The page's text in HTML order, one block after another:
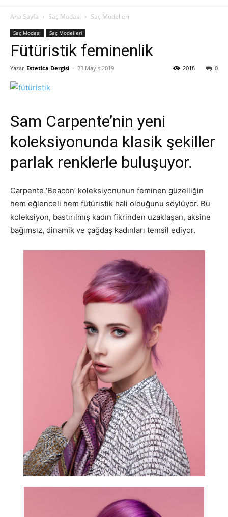
Ana Sayfa Saç Modası Saç Modelleri
Saç Modası Saç Modelleri
Fütüristik feminenlik
Yazar Estetica Dergisi - 23 Mayıs 2019 0
2018
Sam Carpente’nin yeni
koleksiyonunda klasik şekiller
parlak renklerle buluşuyor.
Carpente ‘Beacon’ koleksiyonunun feminen güzelliğin
hem eğlenceli hem fütüristik hali olduğunu söylüyor. Bu
koleksiyon, bastırılmış kadın fikrinden uzaklaşan, aksine
bağımsız, dinamik ve çağdaş kadınları temsil ediyor.